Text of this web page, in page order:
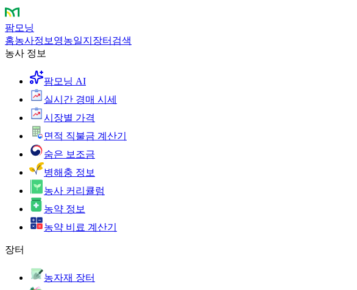
팜모닝
홈농사정보 영농일지 장터 검색
농사 정보
팜모닝 AI
실시간 경매 시세
시장별 가격
면적 직불금 계산기
숨은 보조금
병해충 정보
농사 커리큘럼
농약 정보
농약 비료 계산기
장터
농자재 장터